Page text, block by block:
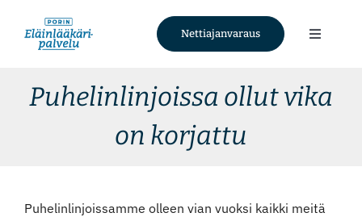
content
Nettiajanvaraus
Toggle
Tietoa meistä
Puhelinlinjoissa ollut vika
on korjattu
Puhelinlinjoissamme olleen vian vuoksi kaikki meitä